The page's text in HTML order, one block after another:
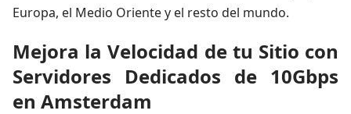
Europa, el Medio Oriente y el resto del mundo.
Mejora la Velocidad de tu Sitio con
Servidores Dedicados de 10Gbps
en Amsterdam